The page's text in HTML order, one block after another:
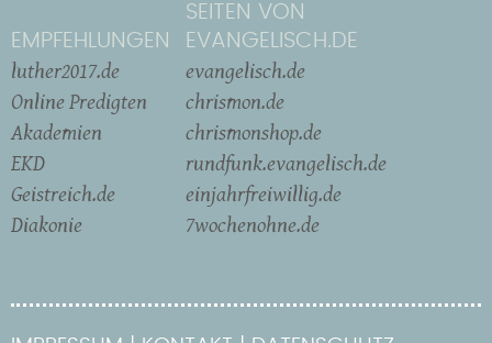
EMPFEHLUNGEN
luther2017.de
Online Predigten
Akademien
EKD
Geistreich.de
Diakonie
SEITEN VON
EVANGELISCH.DE
evangelisch.de
chrismon.de
chrismonshop.de
rundfunk.evangelisch.de
einjahrfreiwillig.de
7wochenohne.de